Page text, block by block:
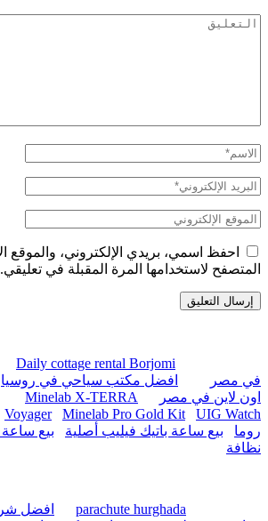
التعليق
الاسم
البريد
الموقع
احفظ اسمي، بريدي الإلكتروني، والموقع
المتصفح لاستخدامها المرة المقبلة في تعليقي.
Daily cottage rental Borjomi
في مصر
افضل مكتب سياحي في روسيا
اون لاين في مصر
Minelab X-TERRA
Voyager
Minelab Pro Gold Kit UIG Watch
روما
بيع ساعة باتيك فيليب أصلية بيع ساعة
نظافة
parachute hurghada
افضل